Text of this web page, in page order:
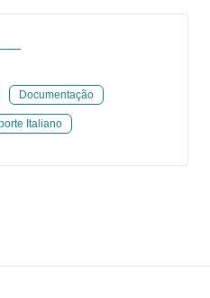
Documentação
Italiano